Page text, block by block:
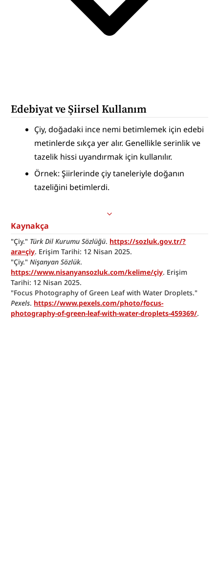
Edebiyat ve Şiirsel Kullanım
Çiy, doğadaki ince nemi betimlemek için edebi
metinlerde sıkça yer alır. Genellikle serinlik ve
tazelik hissi uyandırmak için kullanılır.
Örnek: Şiirlerinde çiy taneleriyle doğanın
tazeliğini betimlerdi.
Kaynakça
"Çiy." Türk Dil Kurumu Sözlüğü. https://sozluk.gov.tr/?
ara=çiy. Erişim Tarihi: 12 Nisan 2025.
"Çiy." Nişanyan Sözlük
https://www.nisanyansozluk.com/kelime/çiy. Erişim
Tarihi: 12 Nisan 2025.
Pexels. https://www.pexels.com/photo/focus-
photography-of-green-leaf-with-water-droplets-459369/.